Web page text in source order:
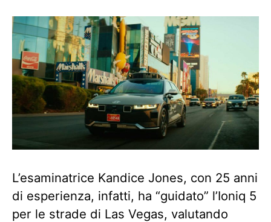
L’esaminatrice Kandice Jones, con 25 anni
di esperienza, infatti, ha “guidato” l’Ioniq 5
per le strade di Las Vegas, valutando